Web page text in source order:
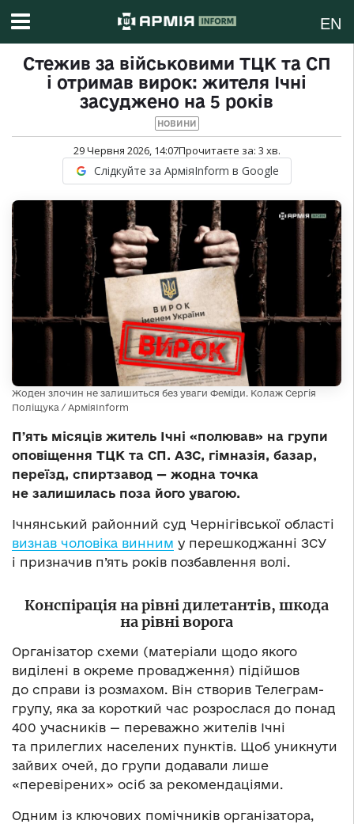
EN
Стежив за військовими ТЦК та СП
і отримав вирок: жителя Ічні
засуджено на 5 років
НОВИНИ
29 Червня 2026, 14:07Прочитаєте за: 3 хв.
Слідкуйте за АрміяInform в Google
Жоден злочин не залишиться без уваги Феміди. Колаж Сергія
Поліщука / АрміяInform
Пʼять місяців житель Ічні «полював» на групи
оповіщення ТЦК та СП. АЗС, гімназія, базар,
переїзд, спиртзавод — жодна точка
не залишилась поза його увагою.
Ічнянський районний суд Чернігівської області
визнав чоловіка винним у перешкоджанні ЗСУ
і призначив п’ять років позбавлення волі.
Конспірація на рівні дилетантів, шкода
на рівні ворога
Організатор схеми (матеріали щодо якого
виділені в окреме провадження) підійшов
до справи із розмахом. Він створив Телеграм-
групу, яка за короткий час розрослася до понад
400 учасників — переважно жителів Ічні
та прилеглих населених пунктів. Щоб уникнути
зайвих очей, до групи додавали лише
«перевірених» осіб за рекомендаціями.
Одним із ключових помічників організатора,